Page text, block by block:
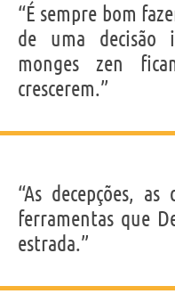
“É sempre bom
de uma decisão
monges zen
crescerem.”
“As decepções,
ferramentas que
estrada.”